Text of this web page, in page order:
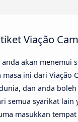
Viação
anda akan menemui
ini dari Viação
dan anda
semua syarikat lain
masukkan